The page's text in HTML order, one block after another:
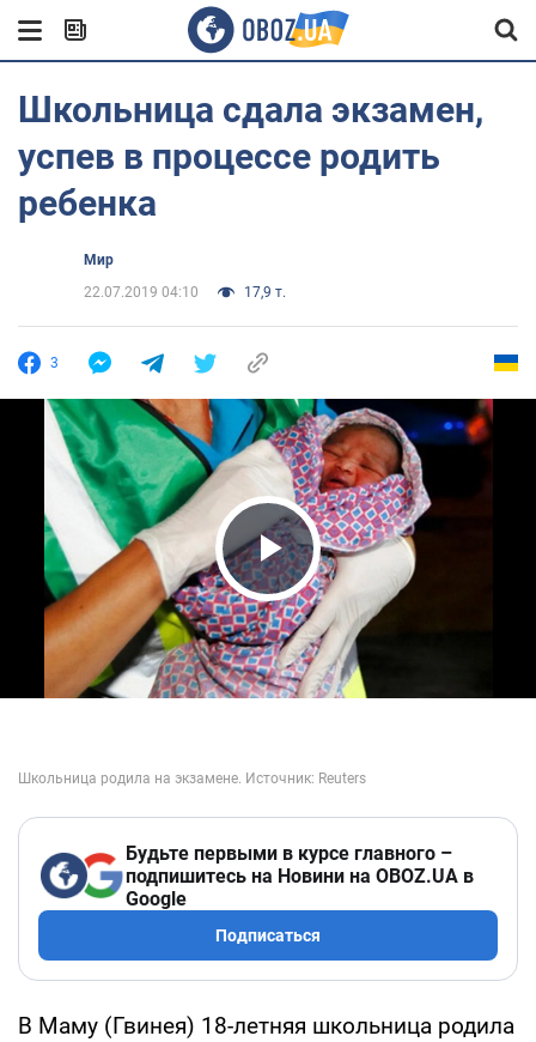
Школьница сдала экзамен,
успев в процессе родить
ребенка
Мир
22.07.2019 04:10
17,9 т.
3
Play Video
Будьте первыми в курсе главного –
подпишитесь на Новини на OBOZ.UA в
Google
Подписаться
В Маму (Гвинея) 18-летняя школьница родила